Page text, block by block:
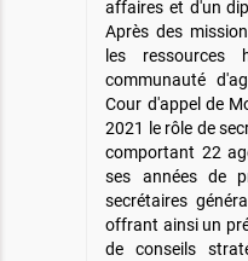
affaires et d'un
Après des
les ressources
communauté
Cour d'appel de
2021 le rôle de
comportant 22
ses années de
secrétaires
offrant ainsi un
de conseils